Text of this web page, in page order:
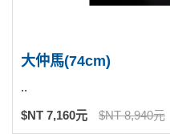
大仲馬(74cm)
..
$NT 7,160元 $NT 8,940元